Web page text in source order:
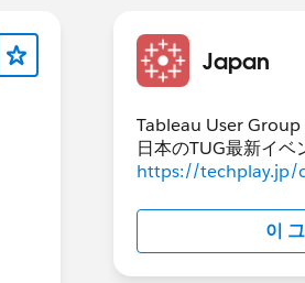
Japan
Tableau User
日本のTUG最新イベ
https://techplay.jp/
이